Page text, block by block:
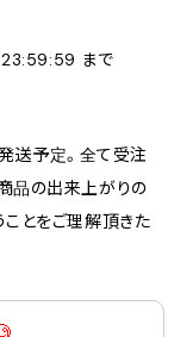
23:59:59 まで
送予定。全て受注
品の出来上がりの
とをご理解頂きた